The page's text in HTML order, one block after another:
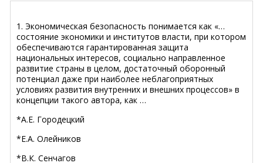
1. Экономическая безопасность понимается как «…
состояние экономики и институтов власти, при котором
обеспечиваются гарантированная защита
национальных интересов, социально направленное
развитие страны в целом, достаточный оборонный
потенциал даже при наиболее неблагоприятных
условиях развития внутренних и внешних процессов» в
концепции такого автора, как …
*А.Е. Городецкий
*Е.А. Олейников
*В.К. Сенчагов